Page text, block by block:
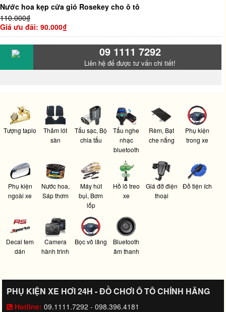
Nước hoa kẹp cửa gió Rosekey cho ô tô
110.000₫
Giá ưu đãi: 90.000₫
09 1111 7292
Liên hệ để được tư vấn chi tiết!
Tượng taplo
Thảm lót
sàn
Tẩu sạc, Bộ
chia tẩu
Tẩu nghe
nhạc
bluetooth
Rèm, Bạt
che nắng
Phụ kiện
trong xe
Phụ kiện
ngoài xe
Nước hoa,
Sáp thơm
Máy hút
bụi, Bơm
lốp
Hồ lô treo
xe
Giá đỡ điện
thoại
Đồ tiện ích
Decal tem
dán
Camera
hành trình
Bọc vô lăng
Bluetooth
âm thanh
PHỤ KIỆN XE HƠI 24H - ĐỒ CHƠI Ô TÔ CHÍNH HÃNG
Hotline:09.1111.7292 - 098.396.4181